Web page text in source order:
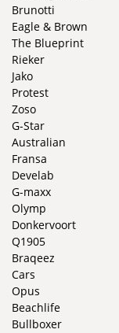
Brunotti
Eagle & Brown
The Blueprint
Rieker
Jako
Protest
Zoso
G-Star
Australian
Fransa
Develab
G-maxx
Olymp
Donkervoort
Q1905
Braqeez
Cars
Opus
Beachlife
Bullboxer